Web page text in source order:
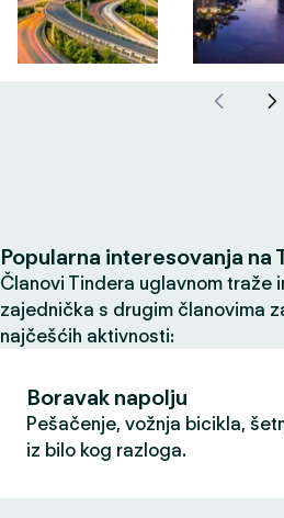
Popularna interesovanja na
Članovi Tindera uglavnom traže
zajednička s drugim članovima
najčešćih aktivnosti:
Boravak napolju
Pešačenje, vožnja bicikla,
iz bilo kog razloga.